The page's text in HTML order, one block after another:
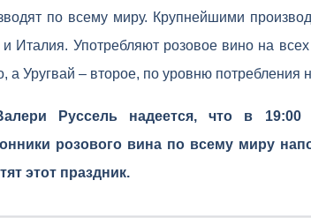
по всему миру. Крупнейшими
Италия. Употребляют розовое вино на
а Уругвай – второе, по уровню потребления
Руссель надеется, что в
розового вина по всему миру
этот праздник.